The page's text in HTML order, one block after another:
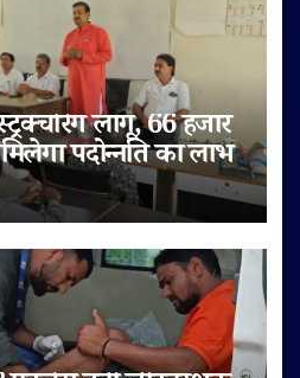
लागू, 66 हजार
पदोन्नति का लाभ